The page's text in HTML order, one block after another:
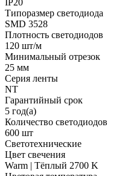
IP20
Типоразмер светодиода
SMD 3528
Плотность светодиодов
120 шт/м
Минимальный отрезок
25 мм
Серия ленты
NT
Гарантийный срок
5 год(а)
Количество светодиодов
600 шт
Светотехнические
Цвет свечения
Warm | Тёплый 2700 K